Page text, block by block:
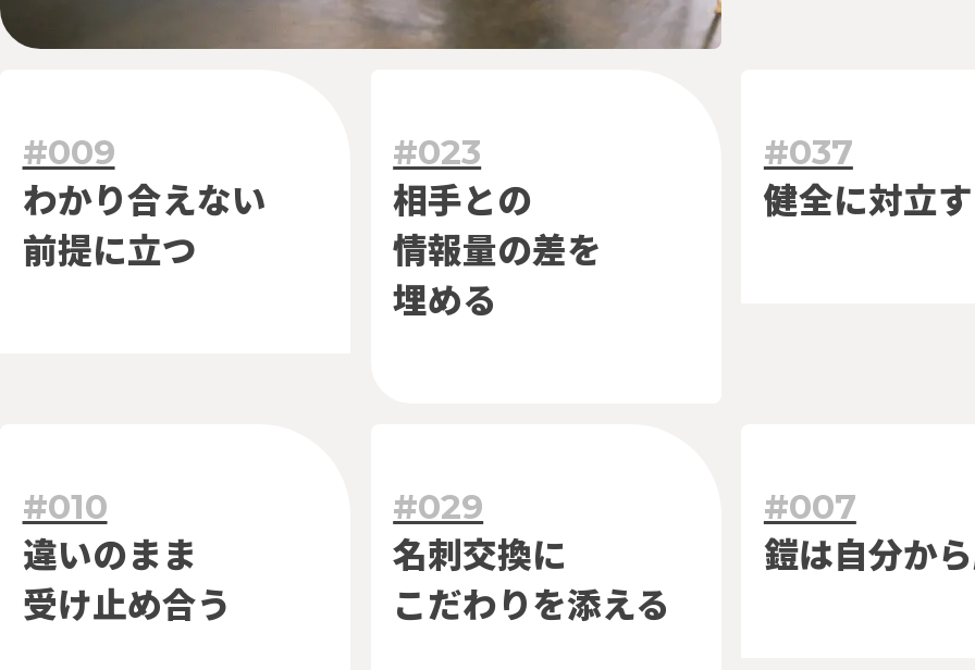
#009
わかり合えない
前提に立つ
#023
相手との
情報量の差を
埋める
#037
健全に対立
#010
違いのまま
受け止め合う
#029
名刺交換に
こだわりを添える
#007
鎧は自分か